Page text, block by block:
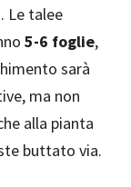
Le talee
5-6 foglie,
sarà
ma non
alla pianta
buttato via.